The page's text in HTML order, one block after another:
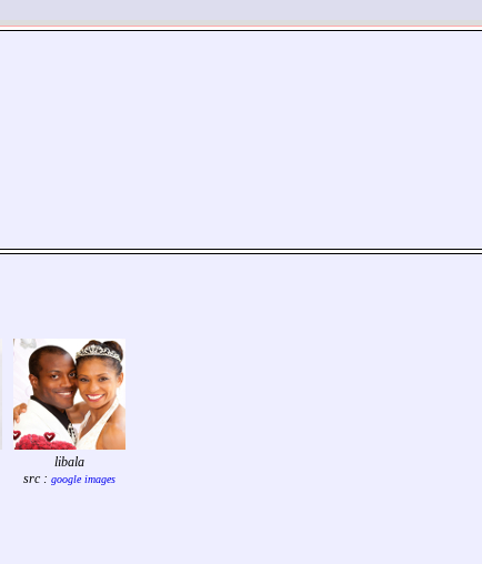
libala
src : google images